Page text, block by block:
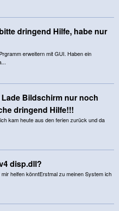
dringend Hilfe, habe nur
erweitern mit GUI. Haben ein
Bildschirm nur noch
dringend Hilfe!!!
kam heute aus den ferien zurück und da
disp.dll?
helfen könntErstmal zu meinen System ich